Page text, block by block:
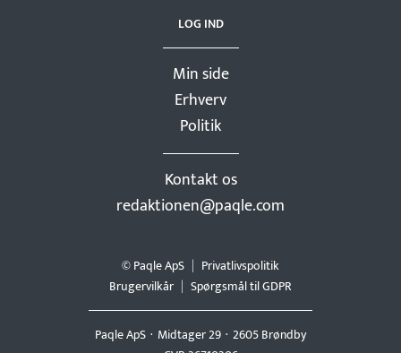
Min side
Erhverv
Politik
Kontakt os
redaktionen@paqle.com
LOG IND
Paqle ApS Midtager 29 2605 Brøndby
© Paqle ApS
Privatlivspolitik
Brugervilkår
Spørgsmål til GDPR